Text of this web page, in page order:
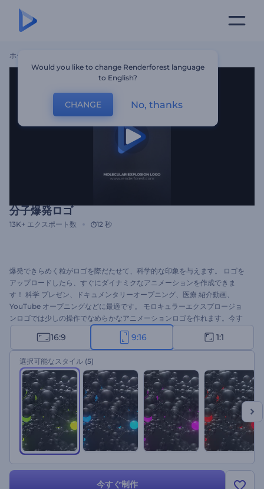
ホーム
分子爆発ロゴ
13K+ エクスポート数 12 秒
爆発できらめく粒がロゴを際だたせて、科学的な印象を与えます。 ロゴを
アップロードしたら、すぐにダイナミクなアニメーションを作成できま
す！ 科学 プレゼン、ドキュメンタリーオープニング、医療 紹介動画、
YouTube オープニングなどに最適です。 モロキュラーエクスプロージョ
ンロゴでは少しの操作でなめらかなアニメーションロゴを作れます。今す
16:9 9:16 1:1
選択可能なスタイル (5)
今すぐ制作
Would you like to change Renderforest language
to English?
CHANGE No, thanks